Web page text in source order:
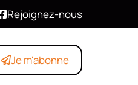
Rejoignez-nous
Je m'abonne